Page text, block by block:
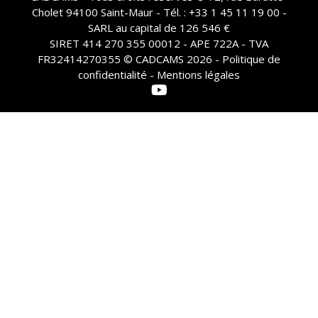
Cholet 94100 Saint-Maur - Tél. : +33 1 45 11 19 00 -
SARL au capital de 126 546 €
SIRET 414 270 355 00012 - APE 722A - TVA
FR32414270355 © CADCAMS 2026 - Politique de
confidentialité - Mentions légales